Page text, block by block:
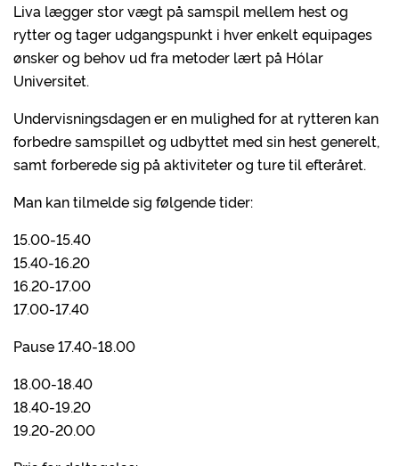
Liva lægger stor vægt på samspil mellem hest og
rytter og tager udgangspunkt i hver enkelt equipages
ønsker og behov ud fra metoder lært på Hólar
Universitet.
Undervisningsdagen er en mulighed for at rytteren kan
forbedre samspillet og udbyttet med sin hest generelt,
samt forberede sig på aktiviteter og ture til efteråret.
Man kan tilmelde sig følgende tider:
15.00-15.40
15.40-16.20
16.20-17.00
17.00-17.40
Pause 17.40-18.00
18.00-18.40
18.40-19.20
19.20-20.00